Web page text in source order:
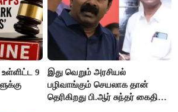
9
இது வெறும் அரசியல்
பழிவாங்கும் செயலாக தான்
தெரிகிறது பி.ஆர் சுந்தர் கைதிற்கு